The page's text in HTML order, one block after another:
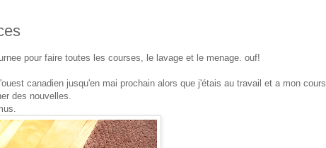
pour faire toutes les courses, le lavage et le menage. ouf!
canadien jusqu'en mai prochain alors que j'étais au travail et a mon cours
des nouvelles.